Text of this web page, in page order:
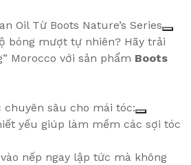
Oil Từ Boots Nature’s Series
bóng mượt tự nhiên? Hãy trải
Morocco với sản phẩm Boots
chuyên sâu cho mái tóc:
yếu giúp làm mềm các sợi tóc
nếp ngay lập tức mà không